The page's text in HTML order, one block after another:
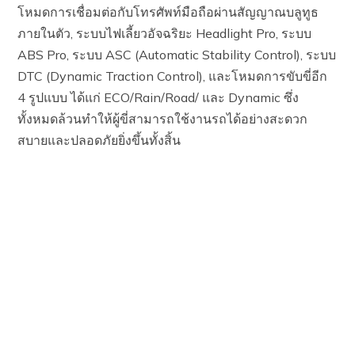
โหมดการเชื่อมต่อกับโทรศัพท์มือถือผ่านสัญญาณบลูทูธ
ภายในตัว, ระบบไฟเลี้ยวอัจฉริยะ Headlight Pro, ระบบ
ABS Pro, ระบบ ASC (Automatic Stability Control), ระบบ
DTC (Dynamic Traction Control), และโหมดการขับขี่อีก
4 รูปแบบ ได้แก่ ECO/Rain/Road/ และ Dynamic ซึ่ง
ทั้งหมดล้วนทำให้ผู้ขี่สามารถใช้งานรถได้อย่างสะดวก
สบายและปลอดภัยยิ่งขึ้นทั้งสิ้น